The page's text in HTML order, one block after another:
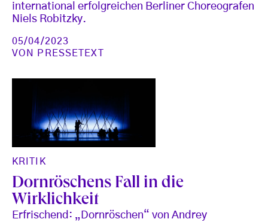
international erfolgreichen Berliner Choreografen
Niels Robitzky.
05/04/2023
VON
PRESSETEXT
KRITIK
Dornröschens Fall in die
Wirklichkeit
Erfrischend: „Dornröschen“ von Andrey